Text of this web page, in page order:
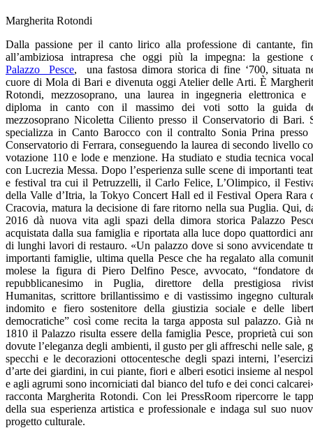
Margherita Rotondi
Dalla passione per il canto lirico alla professione di cantante,
all’ambiziosa intrapresa che oggi più la impegna: la gestione
Palazzo Pesce, una fastosa dimora storica di fine ‘700, situata
cuore di Mola di Bari e divenuta oggi Atelier delle Arti. È
Rotondi, mezzosoprano, una laurea in ingegneria elettronica e
diploma in canto con il massimo dei voti sotto la guida
mezzosoprano Nicoletta Ciliento presso il Conservatorio di Bari.
specializza in Canto Barocco con il contralto Sonia Prina presso
Conservatorio di Ferrara, conseguendo la laurea di secondo livello
votazione 110 e lode e menzione. Ha studiato e studia tecnica
con Lucrezia Messa. Dopo l’esperienza sulle scene di importanti
e festival tra cui il Petruzzelli, il Carlo Felice, L’Olimpico, il
della Valle d’Itria, la Tokyo Concert Hall ed il Festival Opera Rara
Cracovia, matura la decisione di fare ritorno nella sua Puglia. Qui,
2016 dà nuova vita agli spazi della dimora storica Palazzo
acquistata dalla sua famiglia e riportata alla luce dopo quattordici
di lunghi lavori di restauro. «Un palazzo dove si sono avvicendate
importanti famiglie, ultima quella Pesce che ha regalato alla
molese la figura di Piero Delfino Pesce, avvocato, “fondatore
repubblicanesimo in Puglia, direttore della prestigiosa
Humanitas, scrittore brillantissimo e di vastissimo ingegno
indomito e fiero sostenitore della giustizia sociale e delle
democratiche” così come recita la targa apposta sul palazzo. Già
1810 il Palazzo risulta essere della famiglia Pesce, proprietà cui
dovute l’eleganza degli ambienti, il gusto per gli affreschi nelle sale,
specchi e le decorazioni ottocentesche degli spazi interni,
d’arte dei giardini, in cui piante, fiori e alberi esotici insieme al
e agli agrumi sono incorniciati dal bianco del tufo e dei conci
racconta Margherita Rotondi. Con lei PressRoom ripercorre le
della sua esperienza artistica e professionale e indaga sul suo
progetto culturale.